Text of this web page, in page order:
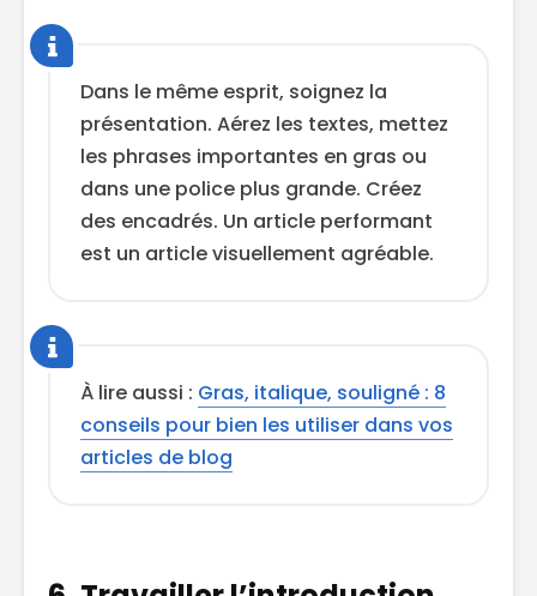
Dans le même esprit, soignez la
présentation. Aérez les textes, mettez
les phrases importantes en gras ou
dans une police plus grande. Créez
des encadrés. Un article performant
est un article visuellement agréable.
À lire aussi : Gras, italique, souligné : 8
conseils pour bien les utiliser dans vos
articles de blog